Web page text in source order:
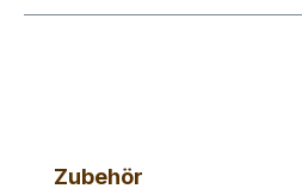
Produktgalerie überspringen
Zubehör